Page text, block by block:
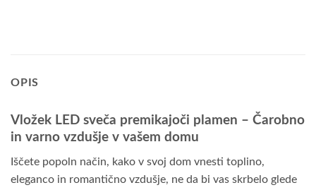
OPIS
Vložek LED sveča premikajoči plamen – Čarobno
in varno vzdušje v vašem domu
Iščete popoln način, kako v svoj dom vnesti toplino,
eleganco in romantično vzdušje, ne da bi vas skrbelo glede